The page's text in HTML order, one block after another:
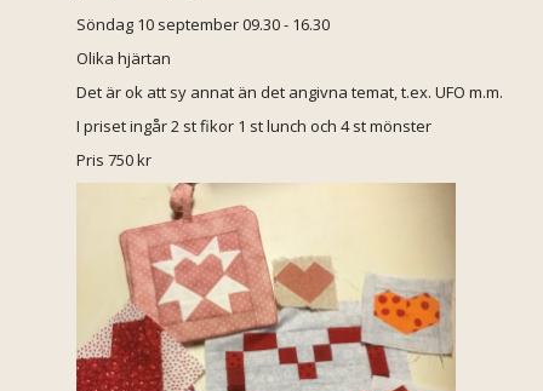
Söndag 10 september 09.30 - 16.30
Olika hjärtan
Det är ok att sy annat än det angivna temat, t.ex. UFO m.m.
I priset ingår 2 st fikor 1 st lunch och 4 st mönster
Pris 750 kr